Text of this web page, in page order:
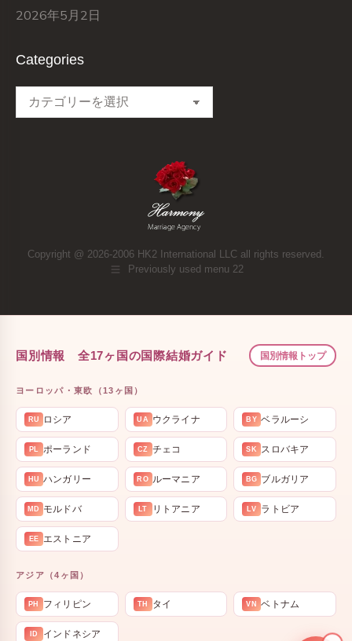
2026年5月2日
Categories
Categories
Copyright @ 2026-2006 HK2 International LLC all rights reserved.
Previously used menu 22
国別情報 全17ヶ国の国際結婚ガイド 国別情報トップ
ヨーロッパ・東欧（13ヶ国）
RU ロシア UA ウクライナ BY ベラルーシ
PL ポーランド CZ チェコ SK スロバキア
HU ハンガリー RO ルーマニア BG ブルガリア
MD モルドバ LT リトアニア LV ラトビア
EE エストニア
アジア（4ヶ国）
PH フィリピン TH タイ VN ベトナム
ID インドネシア